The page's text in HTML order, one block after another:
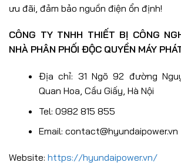
ưu đãi, đảm bảo nguồn điện ổn định!
CÔNG TY TNHH THIẾT BỊ CÔNG
NHÀ PHÂN PHỐI ĐỘC QUYỀN MÁY
Địa chỉ: 31 Ngõ 92 đường
Quan Hoa, Cầu Giấy, Hà Nội
Tel: 0982 815 855
Email: contact@hyundaipower.vn
Website: https://hyundaipower.vn/